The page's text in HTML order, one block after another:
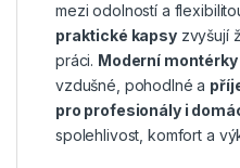
mezi odolností a
praktické kapsyzvyšují
práci. Moderní montérky
vzdušné, pohodlné a
pro profesionály i
spolehlivost, komfort a